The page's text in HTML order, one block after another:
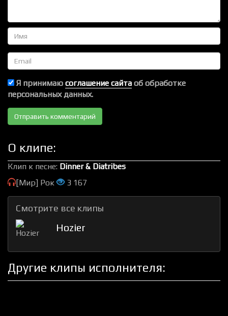
Имя
Email
Я принимаю соглашение сайта об обработке
персональных данных.
О клипе:
Клип к песне: Dinner & Diatribes
[Мир] Рок
3 167
Смотрите все клипы
Hozier
Другие клипы исполнителя: